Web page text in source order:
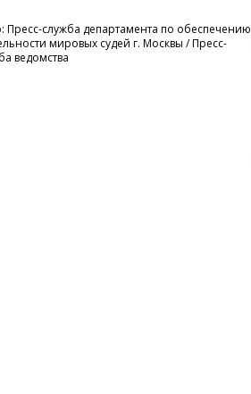
Пресс-служба департамента по обеспечению
мировых судей г. Москвы / Пресс-
ведомства